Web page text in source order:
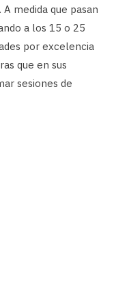
medida que pasan
a los 15 o 25
por excelencia
que en sus
sesiones de